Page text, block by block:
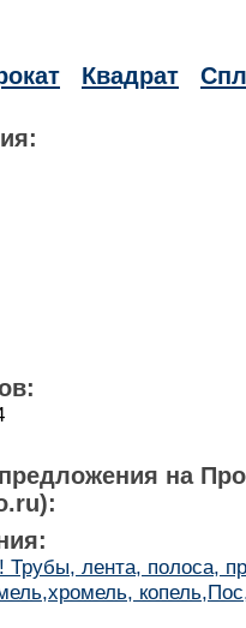
Квадрат
на
лента, полоса,